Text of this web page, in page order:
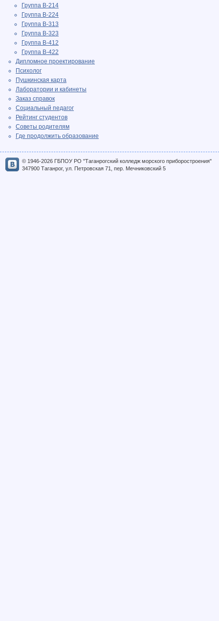
Группа В-214
Группа В-224
Группа В-313
Группа В-323
Группа В-412
Группа В-422
Дипломное проектирование
Психолог
Пушкинская карта
Лаборатории и кабинеты
Заказ справок
Социальный педагог
Рейтинг студентов
Советы родителям
Где продолжить образование
© 1946-2026 ГБПОУ РО "Таганрогский колледж морского приборостроения"
347900 Таганрог, ул. Петровская 71, пер. Мечниковский 5